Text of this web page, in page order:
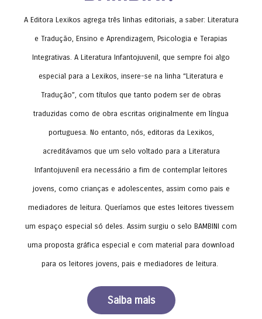
A Editora Lexikos agrega três linhas editoriais, a saber: Literatura
e Tradução, Ensino e Aprendizagem, Psicologia e Terapias
Integrativas. A Literatura Infantojuvenil, que sempre foi algo
especial para a Lexikos, insere-se na linha “Literatura e
Tradução”, com títulos que tanto podem ser de obras
traduzidas como de obra escritas originalmente em língua
portuguesa. No entanto, nós, editoras da Lexikos,
acreditávamos que um selo voltado para a Literatura
Infantojuvenil era necessário a fim de contemplar leitores
jovens, como crianças e adolescentes, assim como pais e
mediadores de leitura. Queríamos que estes leitores tivessem
um espaço especial só deles. Assim surgiu o selo BAMBINI com
uma proposta gráfica especial e com material para download
para os leitores jovens, pais e mediadores de leitura.
Saiba mais